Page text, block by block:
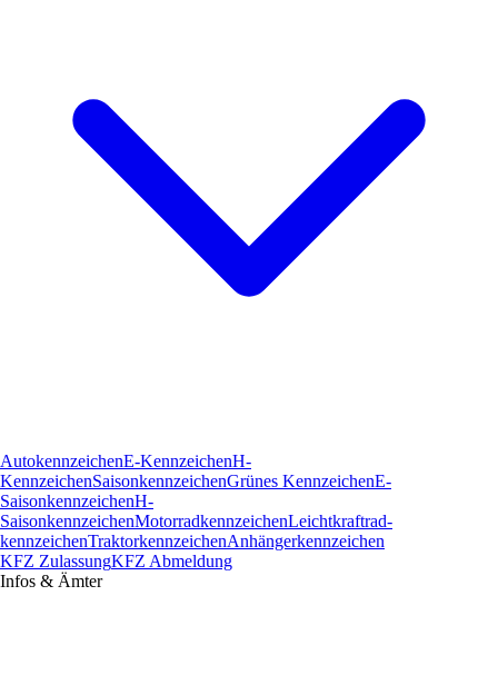
AutokennzeichenE-KennzeichenH-
KennzeichenSaisonkennzeichenGrünes KennzeichenE-
SaisonkennzeichenH-
SaisonkennzeichenMotorradkennzeichenLeichtkraftrad­
kennzeichenTraktorkennzeichenAnhängerkennzeichen
KFZ ZulassungKFZ Abmeldung
Infos & Ämter